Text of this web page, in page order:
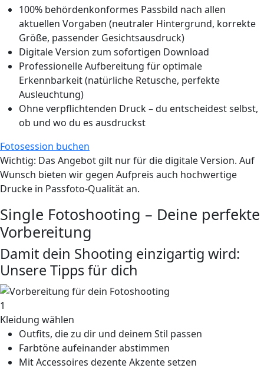
100% behördenkonformes Passbild nach allen
aktuellen Vorgaben (neutraler Hintergrund, korrekte
Größe, passender Gesichtsausdruck)
Digitale Version zum sofortigen Download
Professionelle Aufbereitung für optimale
Erkennbarkeit (natürliche Retusche, perfekte
Ausleuchtung)
Ohne verpflichtenden Druck – du entscheidest selbst,
ob und wo du es ausdruckst
Fotosession buchen
Wichtig: Das Angebot gilt nur für die digitale Version. Auf
Wunsch bieten wir gegen Aufpreis auch hochwertige
Drucke in Passfoto-Qualität an.
Single Fotoshooting – Deine perfekte
Vorbereitung
Damit dein Shooting einzigartig wird:
Unsere Tipps für dich
1
Kleidung wählen
Outfits, die zu dir und deinem Stil passen
Farbtöne aufeinander abstimmen
Mit Accessoires dezente Akzente setzen